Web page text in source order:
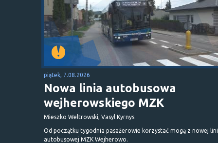
piątek, 7.08.2026
Nowa linia autobusowa
wejherowskiego MZK
Mieszko Weltrowski, Vasyl Kyrnys
Od początku tygodnia pasażerowie korzystać mogą z nowej
autobusowej MZK Wejherowo.